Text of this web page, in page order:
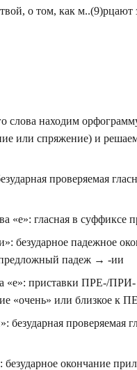
о том, как м..(9)рцают
слова находим
или спряжение) и
проверяемая
«е»: гласная в суффиксе
безударное падежное
предложный падеж → -ии
«е»: приставки ПРЕ-/ПРИ-
«очень» или близкое к
безударная проверяемая
окончание